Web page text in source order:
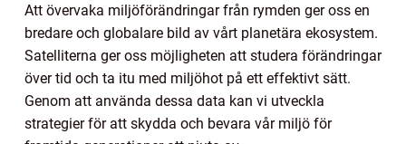
Att övervaka miljöförändringar från rymden ger oss en
bredare och globalare bild av vårt planetära ekosystem.
Satelliterna ger oss möjligheten att studera förändringar
över tid och ta itu med miljöhot på ett effektivt sätt.
Genom att använda dessa data kan vi utveckla
strategier för att skydda och bevara vår miljö för